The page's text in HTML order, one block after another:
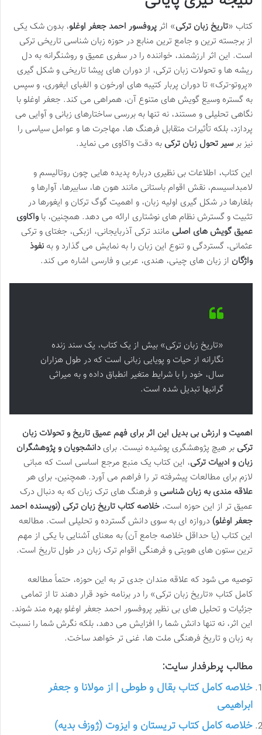
کتاب «تاریخ زبان ترکی» اثرپروفسور احمد جعفر اوغلو، بدون شک یکی
از برجسته ترین و جامع ترین منابع در حوزه زبان شناسی تاریخی ترکی
است. این اثر ارزشمند، خواننده را در سفری عمیق و روشنگرانه به دل
ریشه ها و تحولات زبان ترکی، از دوران های پیشا تاریخی و شکل گیری
«پروتو-ترک» تا دوران پربار کتیبه های اورخون و الفبای ایغوری، و سپس
به گستره وسیع گویش های متنوع آن، همراهی می کند. جعفر اوغلو با
نگاهی تحلیلی و مستند، نه تنها به بررسی ساختارهای زبانی و آوایی می
پردازد، بلکه تأثیرات متقابل فرهنگ ها، مهاجرت ها و عوامل سیاسی را
نیز برسیر تحول زبان ترکی به دقت واکاوی می نماید.
این کتاب، اطلاعات بی نظیری درباره پدیده هایی چون روتالیسم و
لامبداسیسم، نقش اقوام باستانی مانند هون ها، سابیرها، آوارها و
بلغارها در شکل گیری اولیه زبان، و اهمیت گوگ ترکان و ایغورها در
تثبیت و گسترش نظام های نوشتاری ارائه می دهد. همچنین، با واکاوی
عمیق گویش های اصلی مانند ترکی آذربایجانی، ازبکی، جغتای و ترکی
عثمانی، گستردگی و تنوع این زبان را به نمایش می گذارد و به نفوذ
واژگان از زبان های چینی، هندی، عربی و فارسی اشاره می کند.
«تاریخ زبان ترکی» بیش از یک کتاب، یک سند زنده
نگارانه از حیات و پویایی زبانی است که در طول هزاران
سال، خود را با شرایط متغیر انطباق داده و به میراثی
گرانبها تبدیل شده است.
اهمیت و ارزش بی بدیل این اثر برای فهم عمیق تاریخ و تحولات زبان
ترکی بر هیچ پژوهشگری پوشیده نیست. برای دانشجویان و پژوهشگران
زبان و ادبیات ترکی، این کتاب یک منبع مرجع اساسی است که مبانی
لازم برای مطالعات پیشرفته تر را فراهم می آورد. همچنین، برای هر
علاقه مندی به زبان شناسی و فرهنگ های ترک زبان که به دنبال درک
عمیق تر از این حوزه است، خلاصه کتاب تاریخ زبان ترکی (نویسنده احمد
جعفر اوغلو) دروازه ای به سوی دانش گسترده و تحلیلی است. مطالعه
این کتاب (یا حداقل خلاصه جامع آن) به معنای آشنایی با یکی از مهم
ترین ستون های هویتی و فرهنگی اقوام ترک زبان در طول تاریخ است.
توصیه می شود که علاقه مندان جدی تر به این حوزه، حتماً مطالعه
کامل کتاب «تاریخ زبان ترکی» را در برنامه خود قرار دهند تا از تمامی
جزئیات و تحلیل های بی نظیر پروفسور احمد جعفر اوغلو بهره مند شوند.
این اثر، نه تنها دانش شما را افزایش می دهد، بلکه نگرش شما را نسبت
به زبان و تاریخ فرهنگی ملت ها، غنی تر خواهد ساخت.
مطالب پرطرفدار سایت:
خلاصه کامل کتاب بقال و طوطی | از مولانا و جعفر
ابراهیمی
خلاصه کامل کتاب تریستان و ایزوت (ژوزف بدیه)